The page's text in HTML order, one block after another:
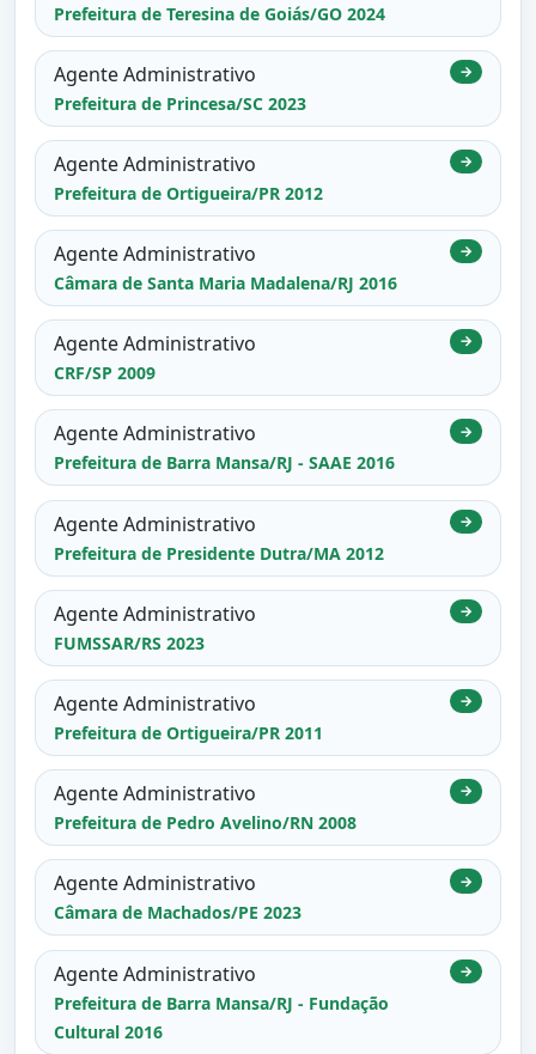
Prefeitura de Teresina de Goiás/GO 2024
Agente Administrativo
Prefeitura de Princesa/SC 2023
→
Agente Administrativo
Prefeitura de Ortigueira/PR 2012
→
Agente Administrativo
Câmara de Santa Maria Madalena/RJ 2016
→
Agente Administrativo
CRF/SP 2009
→
Agente Administrativo
Prefeitura de Barra Mansa/RJ - SAAE 2016
→
Agente Administrativo
Prefeitura de Presidente Dutra/MA 2012
→
Agente Administrativo
FUMSSAR/RS 2023
→
Agente Administrativo
Prefeitura de Ortigueira/PR 2011
→
Agente Administrativo
Prefeitura de Pedro Avelino/RN 2008
→
Agente Administrativo
Câmara de Machados/PE 2023
→
Agente Administrativo
Prefeitura de Barra Mansa/RJ - Fundação
Cultural 2016
→